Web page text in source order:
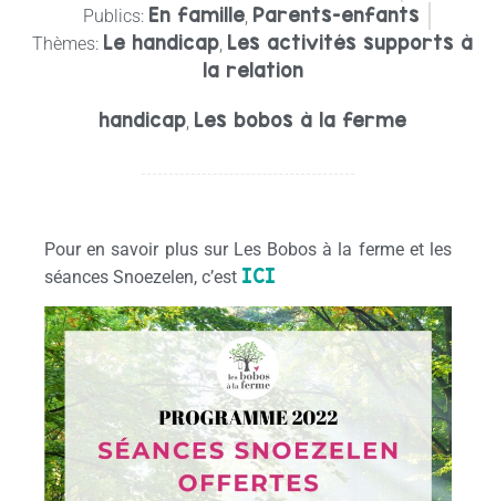
Publics: En famille Parents-enfants
Thèmes: Le handicap Les activités supports à
la relation
handicap Les bobos à la ferme
Pour en savoir plus sur Les Bobos à la ferme et les
séances Snoezelen, c’est ICI